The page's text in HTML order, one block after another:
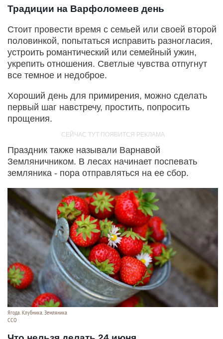
Традиции на Варфоломеев день
Стоит провести время с семьей или своей второй
половинкой, попытаться исправить разногласия,
устроить романтический или семейный ужин,
укрепить отношения. Светлые чувства отпугнут
все темное и недоброе.
Хороший день для примирения, можно сделать
первый шаг навстречу, простить, попросить
прощения.
Праздник также называли Варнавой
Земляничником. В лесах начинает поспевать
земляника - пора отправляться на ее сбор.
Ягода. Клубника. Земляника
ССО